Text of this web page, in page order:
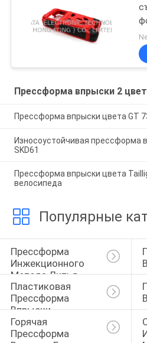
Прессформа впрыски 2
Прессформа впрыски цвета GT
Износоустойчивая прессформа
SKD61
Прессформа впрыски цвета
велосипеда
Популярные
Прессформа
Инжекционного
Метода Литья
Пластиковая
Прессформа
Впрыски
Горячая
Прессформа